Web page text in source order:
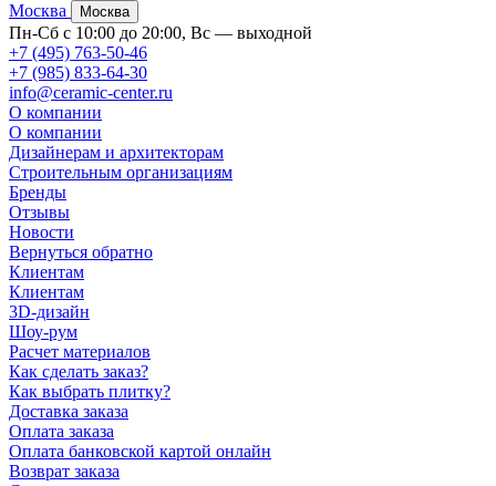
Москва
Москва
Пн-Сб с 10:00 до 20:00, Вс — выходной
+7 (495) 763-50-46
+7 (985) 833-64-30
info@ceramic-center.ru
О компании
О компании
Дизайнерам и архитекторам
Строительным организациям
Бренды
Отзывы
Новости
Вернуться обратно
Клиентам
Клиентам
3D-дизайн
Шоу-рум
Расчет материалов
Как сделать заказ?
Как выбрать плитку?
Доставка заказа
Оплата заказа
Оплата банковской картой онлайн
Возврат заказа